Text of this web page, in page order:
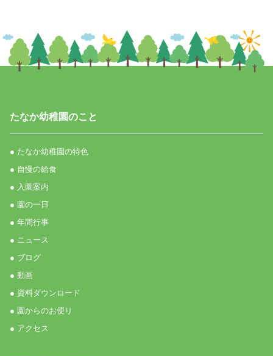
たなか幼稚園のこと
● たなか幼稚園の特色
● 自慢の給食
● 入園案内
● 園の一日
● 年間行事
● ニュース
● ブログ
● 動画
● 資料ダウンロード
● 園からのお便り
● アクセス